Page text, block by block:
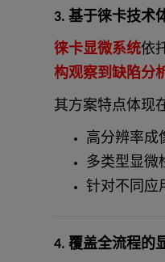
3. 基于徕卡技术
徕卡显微系统依
构观察到缺陷分
其方案特点体现
高分辨率成
多类型显微
针对不同应
4. 覆盖全流程的